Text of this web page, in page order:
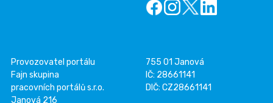
Provozovatel portálu
Fajn skupina
pracovních portálů s.r.o.
Janová 216
755 01 Janová
IČ: 28661141
DIČ: CZ28661141